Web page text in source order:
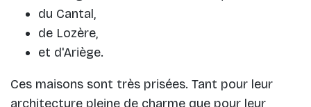
du Cantal,
de Lozère,
et d'Ariège.
Ces maisons sont très prisées. Tant pour leur
architecture pleine de charme que pour leur